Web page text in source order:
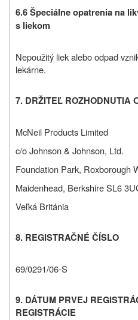
6.6Špeciálne opatrenia na
s liekom
Nepoužitý liek alebo odpad
lekárne.
7. DRŽITEĽ ROZHODNUTIA
McNeil Products Limited
c/o Johnson & Johnson, Ltd.
Foundation Park, Roxborough
Maidenhead, Berkshire SL6
Veľká Británia
8. REGISTRAČNÉ ČÍSLO
69/0291/06-S
9. DÁTUM PRVEJ
REGISTRÁCIE